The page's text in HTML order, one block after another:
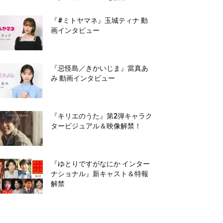
『#ミトヤマネ』玉城ティナ 動
画インタビュー
『忌怪島／きかいじま』當真あ
み 動画インタビュー
『キリエのうた』第2弾キャラク
タービジュアル＆映像解禁！
『ゆとりですがなにか インター
ナショナル』新キャスト＆特報
解禁